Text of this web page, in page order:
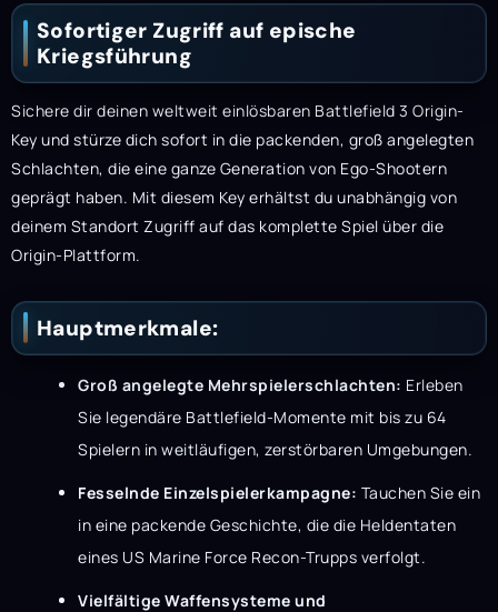
Sofortiger Zugriff auf epische
Kriegsführung
Sichere dir deinen weltweit einlösbaren Battlefield 3 Origin-
Key und stürze dich sofort in die packenden, groß angelegten
Schlachten, die eine ganze Generation von Ego-Shootern
geprägt haben. Mit diesem Key erhältst du unabhängig von
deinem Standort Zugriff auf das komplette Spiel über die
Origin-Plattform.
Hauptmerkmale:
Groß angelegte Mehrspielerschlachten: Erleben
Sie legendäre Battlefield-Momente mit bis zu 64
Spielern in weitläufigen, zerstörbaren Umgebungen.
Fesselnde Einzelspielerkampagne: Tauchen Sie ein
in eine packende Geschichte, die die Heldentaten
eines US Marine Force Recon-Trupps verfolgt.
Vielfältige Waffensysteme und